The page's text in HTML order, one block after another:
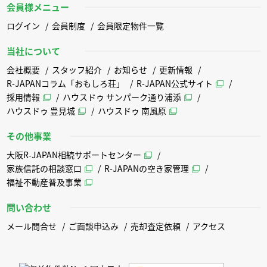
会員様メニュー
ログイン 会員制度 会員限定物件一覧
当社について
会社概要 スタッフ紹介 お知らせ
更新情報
R-JAPANコラム「おもしろ荘」
R-JAPAN公式サイト
採用情報
ハウスドゥ サンパーク通り浦添
ハウスドゥ 豊見城
ハウスドゥ 南風原
その他事業
大阪R-JAPAN相続サポートセンター
家族信託の相談窓口
R-JAPANの空き家管理
福祉不動産普及事業
問い合わせ
メール問合せ ご面談申込み 売却査定依頼 アクセス